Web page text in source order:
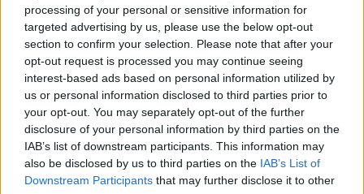
processing of your personal or sensitive information for
targeted advertising by us, please use the below opt-out
section to confirm your selection. Please note that after your
opt-out request is processed you may continue seeing
interest-based ads based on personal information utilized by
us or personal information disclosed to third parties prior to
your opt-out. You may separately opt-out of the further
disclosure of your personal information by third parties on the
IAB’s list of downstream participants. This information may
also be disclosed by us to third parties on the IAB’s List of
Downstream Participants that may further disclose it to other
Παρασκευή, 05 Νοεμβρίου 2021, 12:45
Έγκριση θεραπείας στην Ευρώπη για τον
γαστρικό καρκίνο
Η απόφαση της Ευρωπαϊκής Επιτροπής, αναφέρει η Bristol
Myers Squibb, βασίζεται σε αποτελέσματα από τη μελέτη